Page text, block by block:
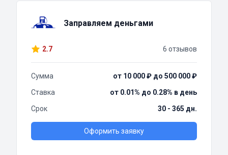
Заправляем деньгами
2.7 6 отзывов
Сумма
от 10 000 ₽ до 500 000 ₽
Ставка
от 0.01% до 0.28% в день
Срок
30 - 365 дн.
Оформить заявку